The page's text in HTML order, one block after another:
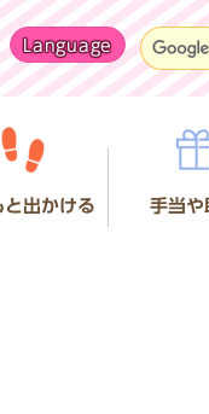
Language
と出かける 手当や